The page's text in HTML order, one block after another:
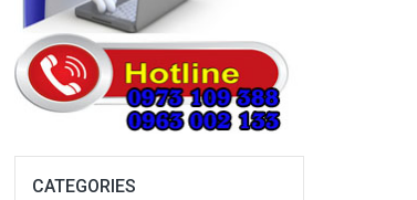
CATEGORIES